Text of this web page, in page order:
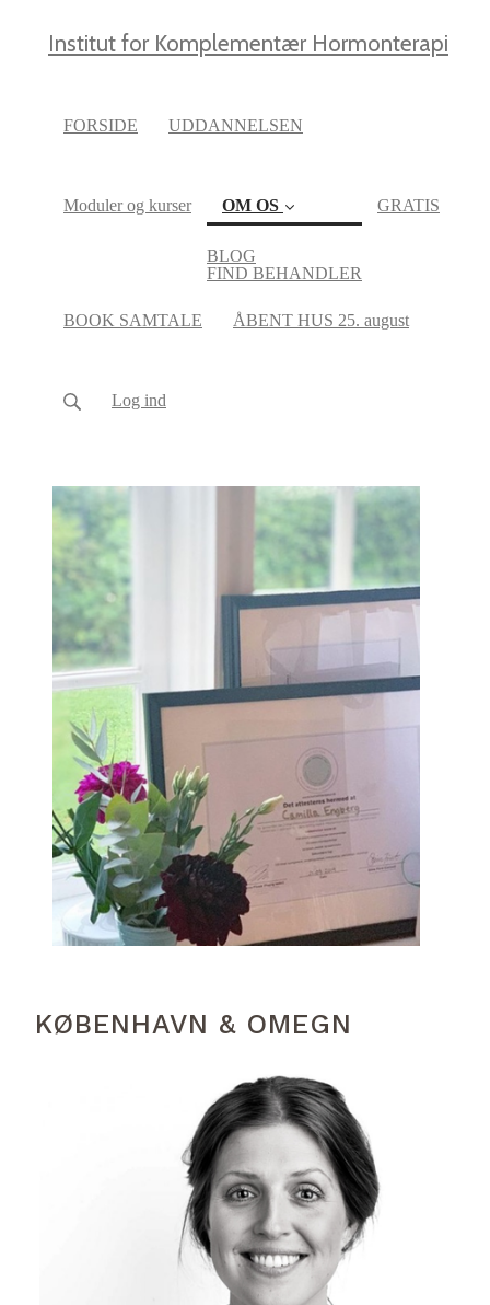
Institut for Komplementær Hormonterapi
FORSIDE UDDANNELSEN
Moduler og kurser OM OS
BLOG
FIND BEHANDLER
GRATIS
BOOK SAMTALE ÅBENT HUS 25. august
Log ind
KØBENHAVN & OMEGN